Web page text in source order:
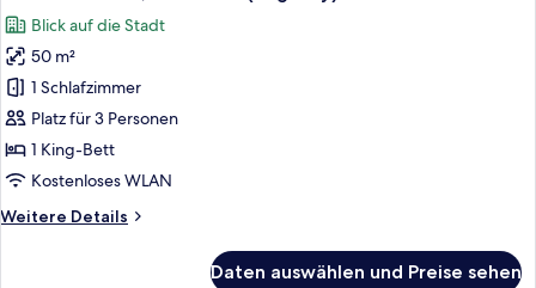
Fotos
für
Executive-
Suite,
Stadtblick
(Regency)
anzeigen
Blick auf die Stadt
50 m²
1 Schlafzimmer
Platz für 3 Personen
1 King-Bett
Kostenloses WLAN
Weitere Details
Weitere
Daten auswählen und Preise sehen